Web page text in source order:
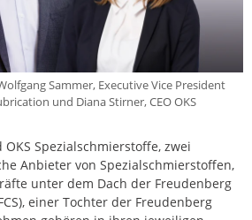
Sammer, Executive Vice President
und Diana Stirner, CEO OKS
Spezialschmierstoffe, zwei
Anbieter von Spezialschmierstoffen,
unter dem Dach der Freudenberg
einer Tochter der Freudenberg